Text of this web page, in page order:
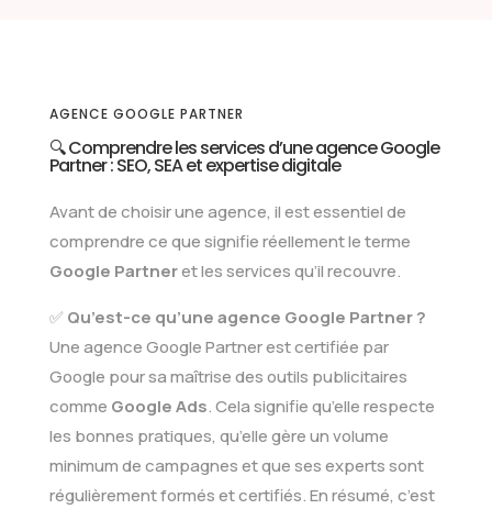
AGENCE GOOGLE PARTNER
🔍 Comprendre les services d’une agence Google
Partner : SEO, SEA et expertise digitale
Avant de choisir une agence, il est essentiel de
comprendre ce que signifie réellement le terme
Google Partneret les services qu’il recouvre.
✅ Qu’est-ce qu’une agence Google Partner ?
Une agence Google Partner est certifiée par
Google pour sa maîtrise des outils publicitaires
comme Google Ads. Cela signifie qu’elle respecte
les bonnes pratiques, qu’elle gère un volume
minimum de campagnes et que ses experts sont
régulièrement formés et certifiés. En résumé, c’est